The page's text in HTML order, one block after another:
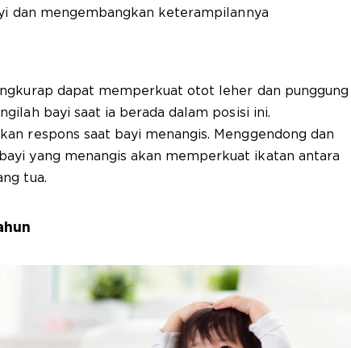
dan mengembangkan keterampilannya
dapat memperkuat otot leher dan punggung
bayi saat ia berada dalam posisi ini.
respons saat bayi menangis. Menggendong dan
yang menangis akan memperkuat ikatan antara
tua.